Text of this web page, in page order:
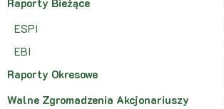
Raporty Bieżące
ESPI
EBI
Raporty Okresowe
Walne Zgromadzenia Akcjonariuszy